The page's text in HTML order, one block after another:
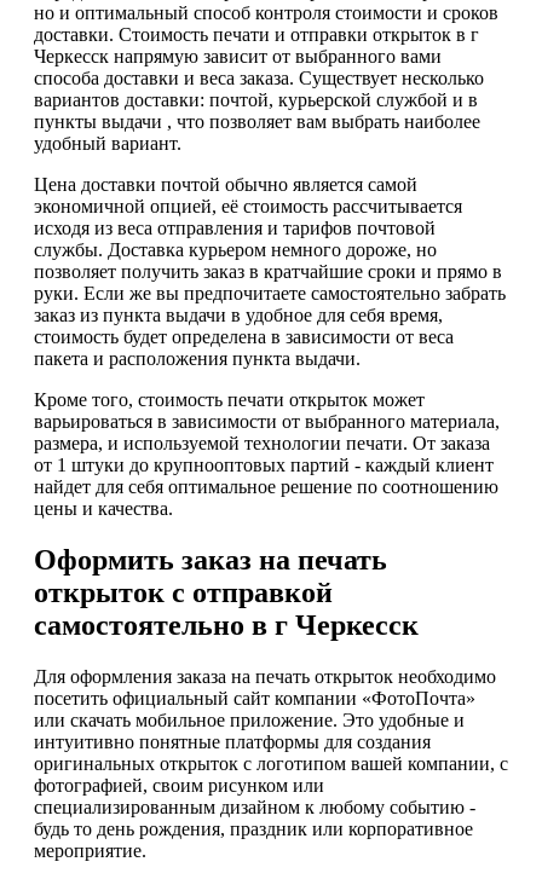
но и оптимальный способ контроля стоимости и сроков
доставки. Стоимость печати и отправки открыток в г
Черкесск напрямую зависит от выбранного вами
способа доставки и веса заказа. Существует несколько
вариантов доставки: почтой, курьерской службой и в
пункты выдачи , что позволяет вам выбрать наиболее
удобный вариант.
Цена доставки почтой обычно является самой
экономичной опцией, её стоимость рассчитывается
исходя из веса отправления и тарифов почтовой
службы. Доставка курьером немного дороже, но
позволяет получить заказ в кратчайшие сроки и прямо в
руки. Если же вы предпочитаете самостоятельно забрать
заказ из пункта выдачи в удобное для себя время,
стоимость будет определена в зависимости от веса
пакета и расположения пункта выдачи.
Кроме того, стоимость печати открыток может
варьироваться в зависимости от выбранного материала,
размера, и используемой технологии печати. От заказа
от 1 штуки до крупнооптовых партий - каждый клиент
найдет для себя оптимальное решение по соотношению
цены и качества.
Оформить заказ на печать
открыток с отправкой
самостоятельно в г Черкесск
Для оформления заказа на печать открыток необходимо
посетить официальный сайт компании «ФотоПочта»
или скачать мобильное приложение. Это удобные и
интуитивно понятные платформы для создания
оригинальных открыток с логотипом вашей компании, с
фотографией, своим рисунком или
специализированным дизайном к любому событию -
будь то день рождения, праздник или корпоративное
мероприятие.